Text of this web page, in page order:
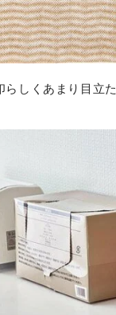
しくあまり目立